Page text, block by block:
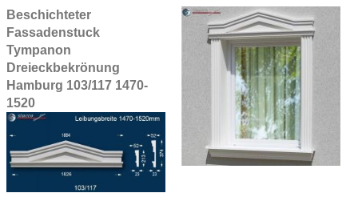
Grouped
product
items
Beschichteter
Fassadenstuck
Tympanon
Dreieckbekrönung
Hamburg 103/117 1470-
1520